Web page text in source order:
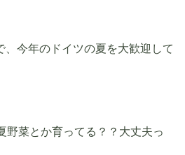
、今年のドイツの夏を大歓迎して
野菜とか育ってる？？大丈夫っ